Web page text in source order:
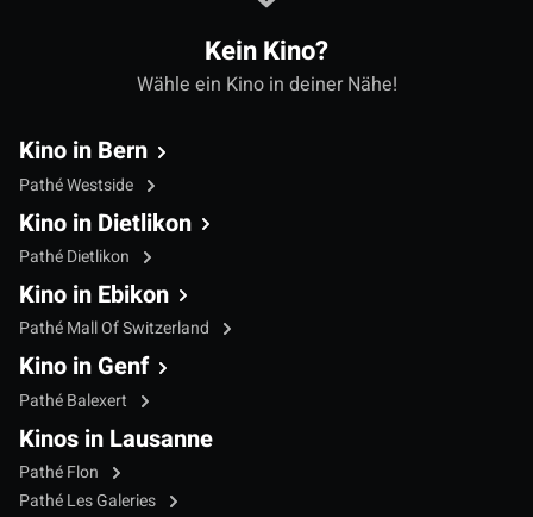
Kein Kino?
Wähle ein Kino in deiner Nähe!
Kino in Bern
Pathé Westside
Kino in Dietlikon
Pathé Dietlikon
Kino in Ebikon
Pathé Mall Of Switzerland
Kino in Genf
Pathé Balexert
Kinos in Lausanne
Pathé Flon
Pathé Les Galeries